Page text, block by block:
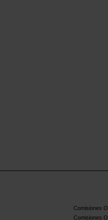
Comisiones
Comisiones